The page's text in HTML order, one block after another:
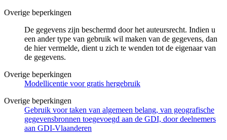
Overige beperkingen
De gegevens zijn beschermd door het auteursrecht. Indien u
een ander type van gebruik wil maken van de gegevens, dan
de hier vermelde, dient u zich te wenden tot de eigenaar van
de gegevens.
Overige beperkingen
Modellicentie voor gratis hergebruik
Overige beperkingen
Gebruik voor taken van algemeen belang, van geografische
gegevensbronnen toegevoegd aan de GDI, door deelnemers
aan GDI-Vlaanderen